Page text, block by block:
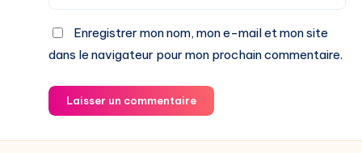
Enregistrer mon nom, mon e-mail et mon site
dans le navigateur pour mon prochain commentaire.
Laisser un commentaire